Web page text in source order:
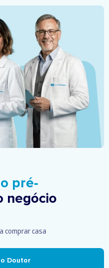
pré-
negócio
comprar casa
Doutor